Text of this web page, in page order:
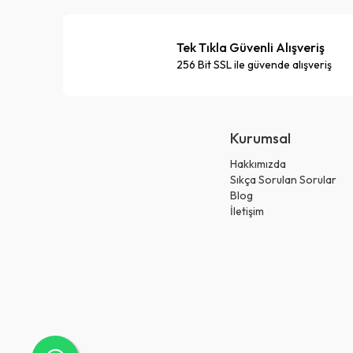
Tek Tıkla Güvenli Alışveriş
256 Bit SSL ile güvende alışveriş
Kurumsal
Hakkımızda
Sıkça Sorulan Sorular
Blog
İletişim